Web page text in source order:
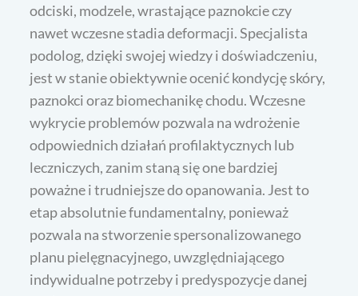
odciski, modzele, wrastające paznokcie czy
nawet wczesne stadia deformacji. Specjalista
podolog, dzięki swojej wiedzy i doświadczeniu,
jest w stanie obiektywnie ocenić kondycję skóry,
paznokci oraz biomechanikę chodu. Wczesne
wykrycie problemów pozwala na wdrożenie
odpowiednich działań profilaktycznych lub
leczniczych, zanim staną się one bardziej
poważne i trudniejsze do opanowania. Jest to
etap absolutnie fundamentalny, ponieważ
pozwala na stworzenie spersonalizowanego
planu pielęgnacyjnego, uwzględniającego
indywidualne potrzeby i predyspozycje danej